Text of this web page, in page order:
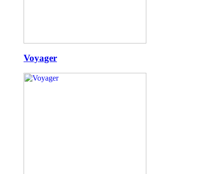
Voyager